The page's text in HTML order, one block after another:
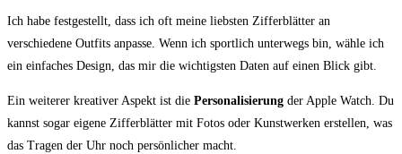
Ich habe festgestellt, dass ich oft⁣ meine liebsten Zifferblätter an
verschiedene Outfits anpasse. Wenn ‍ich sportlich ‍unterwegs bin, wähle ich
⁢ein einfaches Design, das⁤ mir die⁢ wichtigsten Daten auf einen Blick gibt.
Ein weiterer ⁤kreativer Aspekt ist die Personalisierung der Apple Watch. Du
kannst sogar eigene Zifferblätter ‍mit‌ Fotos oder Kunstwerken erstellen, was​
das Tragen der⁢ Uhr noch persönlicher macht.